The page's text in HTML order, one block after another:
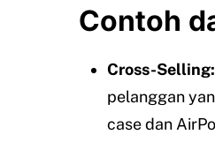
Contoh
Cross-Selling:
pelanggan
case dan